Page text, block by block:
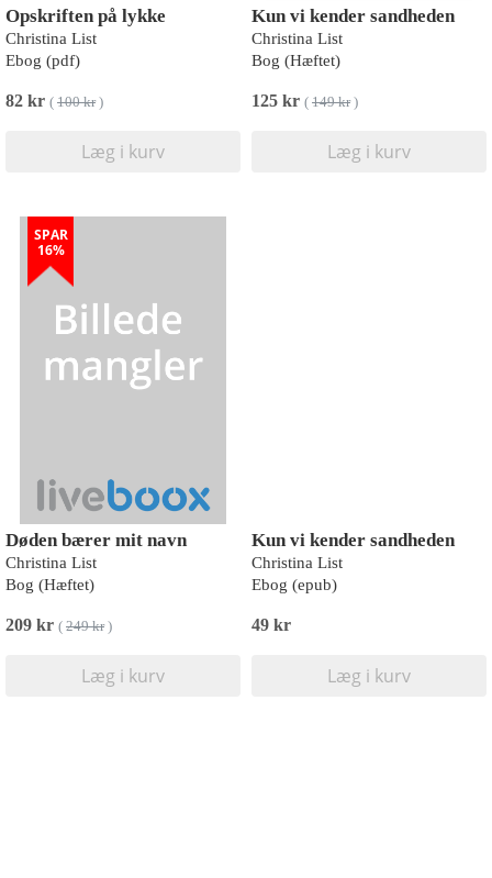
Opskriften på lykke
Christina List
Ebog (pdf)
82 kr ( 100 kr)
Læg i kurv
Kun vi kender sandheden
Christina List
Bog (Hæftet)
125 kr ( 149 kr)
Læg i kurv
SPAR
16%
Døden bærer mit navn
Christina List
Bog (Hæftet)
209 kr ( 249 kr)
Læg i kurv
Kun vi kender sandheden
Christina List
Ebog (epub)
49 kr
Læg i kurv